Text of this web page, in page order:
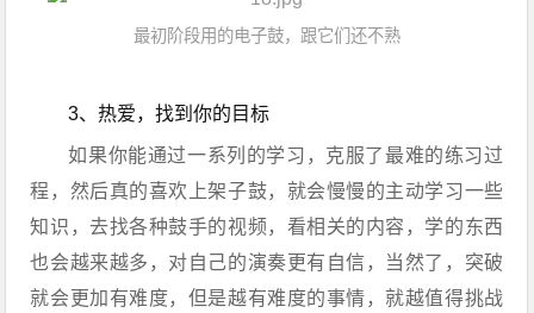
最初阶段用的电子鼓，跟它们还不熟
3、热爱，找到你的目标
如果你能通过一系列的学习，克服了最难的练习过
程，然后真的喜欢上架子鼓，就会慢慢的主动学习一些
知识，去找各种鼓手的视频，看相关的内容，学的东西
也会越来越多，对自己的演奏更有自信，当然了，突破
就会更加有难度，但是越有难度的事情，就越值得挑战